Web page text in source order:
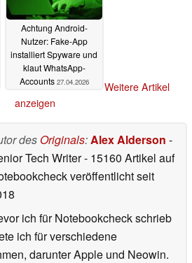
Achtung Android-
Nutzer: Fake-App
installiert Spyware und
klaut WhatsApp-
Accounts 27.04.2026
Weitere Artikel
anzeigen
des Originals:Alex Alderson -
Tech Writer- 15160 Artikel auf
veröffentlichtseit
ich für Notebookcheck schrieb
ich für verschiedene
darunter Apple und Neowin.